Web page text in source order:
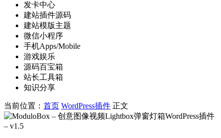
发卡中心
建站插件源码
建站模版主题
微信小程序
手机Apps/Mobile
游戏娱乐
源码百宝箱
站长工具箱
知识分享
当前位置： 首页 WordPress插件 正文